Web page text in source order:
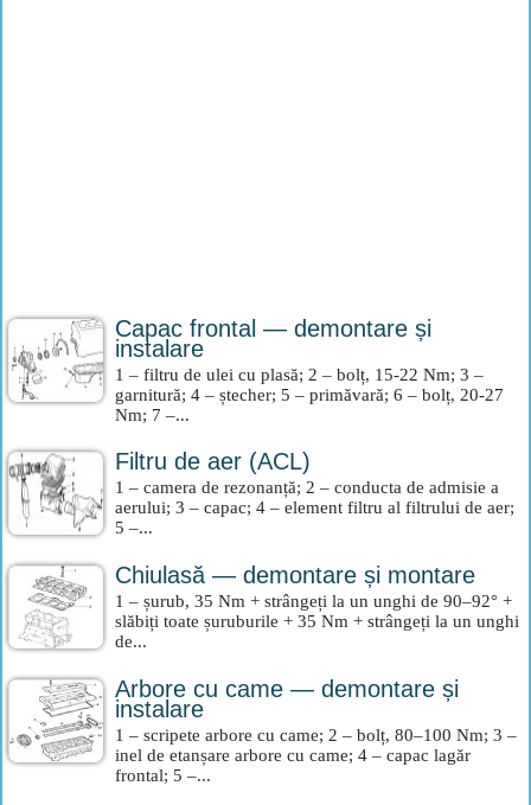
Capac frontal — demontare și
instalare
1 – filtru de ulei cu plasă; 2 – bolț, 15-22 Nm; 3 –
garnitură; 4 – ștecher; 5 – primăvară; 6 – bolț, 20-27
Nm; 7 –...
Filtru de aer (ACL)
1 – camera de rezonanță; 2 – conducta de admisie a
aerului; 3 – capac; 4 – element filtru al filtrului de aer;
5 –...
Chiulasă — demontare și montare
1 – șurub, 35 Nm + strângeți la un unghi de 90–92° +
slăbiți toate șuruburile + 35 Nm + strângeți la un unghi
de...
Arbore cu came — demontare și
instalare
1 – scripete arbore cu came; 2 – bolț, 80–100 Nm; 3 –
inel de etanșare arbore cu came; 4 – capac lagăr
frontal; 5 –...